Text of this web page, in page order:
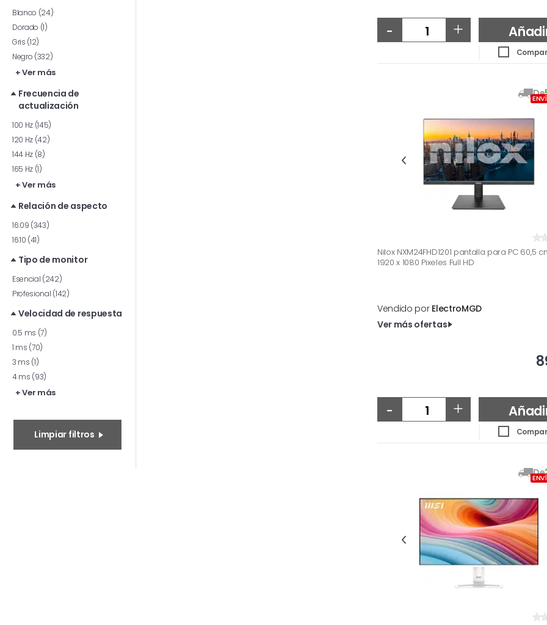
Blanco (24)
Dorado (1)
Gris (12)
Negro (332)
+ Ver más
Frecuencia de
actualización
100 Hz (145)
120 Hz (42)
144 Hz (8)
165 Hz (1)
+ Ver más
Relación de aspecto
16:09 (343)
16:10 (41)
Tipo de monitor
Esencial (242)
Profesional (142)
Velocidad de respuesta
0.5 ms (7)
1 ms (70)
3 ms (1)
4 ms (93)
+ Ver más
Limpiar filtros
- +
De
Nilox NXM24FHD1201 pantalla para PC 60,5
1920 x 1080 Pixeles Full HD
Vendido por ElectroMGD
Ver más ofertas
- +
De